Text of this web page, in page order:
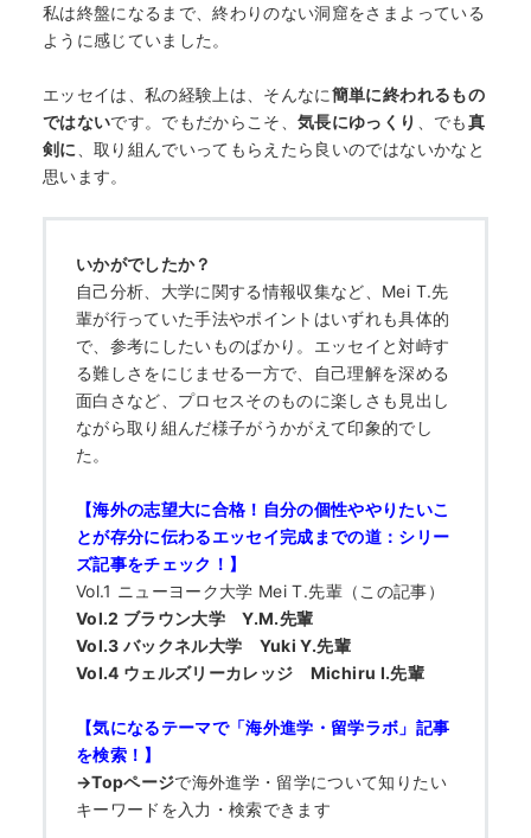
私は終盤になるまで、終わりのない洞窟をさまよっている
ように感じていました。
エッセイは、私の経験上は、そんなに簡単に終われるもの
ではないです。でもだからこそ、気長にゆっくり 、でも真
剣に 、取り組んでいってもらえたら良いのではないかなと
思います。
いかがでしたか？
自己分析、大学に関する情報収集など、Mei T.先
輩が行っていた手法やポイントはいずれも具体的
で、参考にしたいものばかり。エッセイと対峙す
る難しさをにじませる一方で、自己理解を深める
面白さなど、プロセスそのものに楽しさも見出し
ながら取り組んだ様子がうかがえて印象的でし
た。
【海外の志望大に合格！自分の個性ややりたいこ
とが存分に伝わるエッセイ完成までの道：シリー
ズ記事をチェック！】
Vol.1 ニューヨーク大学 Mei T.先輩（この記事）
Vol.2 ブラウン大学 Y.M.先輩
Vol.3 バックネル大学 Yuki Y.先輩
Vol.4 ウェルズリーカレッジ Michiru I.先輩
【気になるテーマで「海外進学・留学ラボ」記事
を検索！】
→Topページで海外進学・留学について知りたい
キーワードを入力・検索できます